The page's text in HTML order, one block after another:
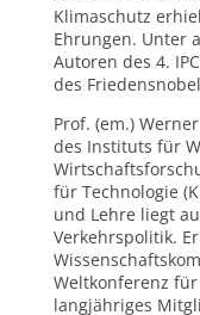
Klimaschutz
Ehrungen. Unter
Autoren des 4.
des
Prof. (em.)
des Instituts für
für Technologie
und Lehre liegt
Verkehrspolitik.
Weltkonferenz für
langjähriges